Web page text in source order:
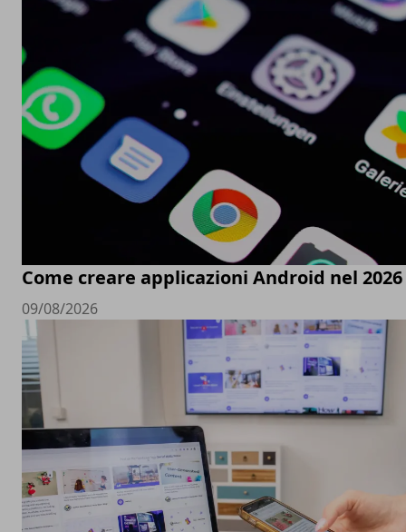
Come creare applicazioni Android nel 2026
09/08/2026